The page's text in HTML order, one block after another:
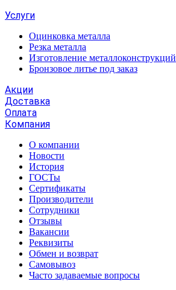
Услуги
Оцинковка металла
Резка металла
Изготовление металлоконструкций
Бронзовое литье под заказ
Акции
Доставка
Оплата
Компания
О компании
Новости
История
ГОСТы
Сертификаты
Производители
Сотрудники
Отзывы
Вакансии
Реквизиты
Обмен и возврат
Самовывоз
Часто задаваемые вопросы